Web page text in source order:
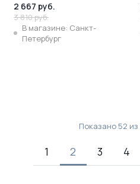
2 667 руб.
3 810 руб.
В магазине: Санкт-
Петербург
Показано 52 из
1 2 3 4